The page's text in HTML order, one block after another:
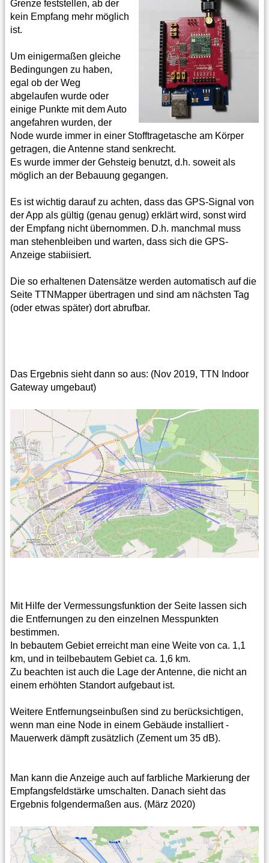
Grenze feststellen, ab der
kein Empfang mehr möglich
ist.
Um einigermaßen gleiche
Bedingungen zu haben,
egal ob der Weg
abgelaufen wurde oder
einige Punkte mit dem Auto
angefahren wurden, der
Node wurde immer in einer Stofftragetasche am Körper
getragen, die Antenne stand senkrecht.
Es wurde immer der Gehsteig benutzt, d.h. soweit als
möglich an der Bebauung gegangen.
Es ist wichtig darauf zu achten, dass das GPS-Signal von
der App als gültig (genau genug) erklärt wird, sonst wird
der Empfang nicht übernommen. D.h. manchmal muss
man stehenbleiben und warten, dass sich die GPS-
Anzeige stabiisiert.
Die so erhaltenen Datensätze werden automatisch auf die
Seite TTNMapper übertragen und sind am nächsten Tag
(oder etwas später) dort abrufbar.
Das Ergebnis sieht dann so aus: (Nov 2019, TTN Indoor
Gateway umgebaut)
Mit Hilfe der Vermessungsfunktion der Seite lassen sich
die Entfernungen zu den einzelnen Messpunkten
bestimmen.
In bebautem Gebiet erreicht man eine Weite von ca. 1,1
km, und in teilbebautem Gebiet ca. 1,6 km.
Zu beachten ist auch die Lage der Antenne, die nicht an
einem erhöhten Standort aufgebaut ist.
Weitere Entfernungseinbußen sind zu berücksichtigen,
wenn man eine Node in einem Gebäude installiert -
Mauerwerk dämpft zusätzlich (Zement um 35 dB).
Man kann die Anzeige auch auf farbliche Markierung der
Empfangsfeldstärke umschalten. Danach sieht das
Ergebnis folgendermaßen aus. (März 2020)